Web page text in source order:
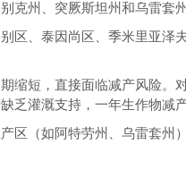
克州、突厥斯坦州和乌雷套
区、泰因尚区、季米里亚泽
缩短，直接面临减产风险。
灌溉支持，一年生作物减
区（如阿特劳州、乌雷套州